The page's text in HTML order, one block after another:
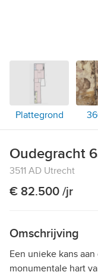
Plattegrond
Oudegracht
3511 AD Utrecht
€ 82.500 /jr
Omschrijving
Een unieke kans
monumentale hart